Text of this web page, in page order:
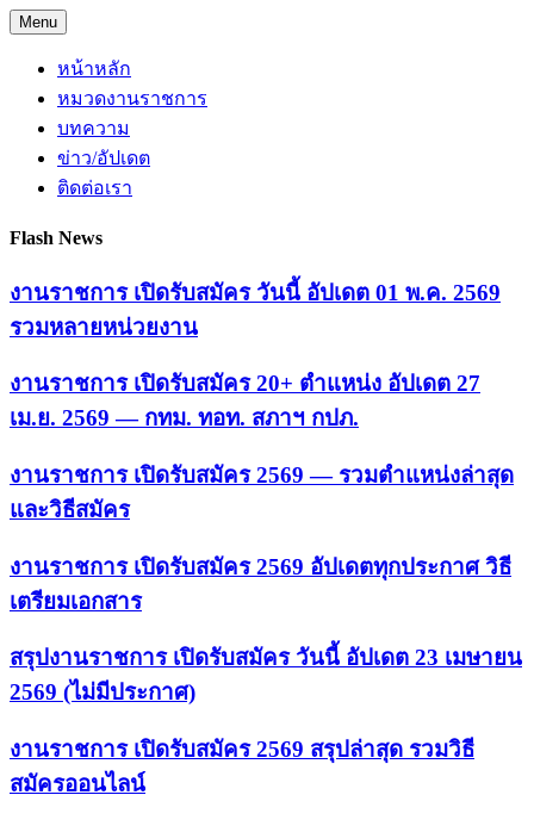
Skip
to
content
Menu
หน้าหลัก
หมวดงานราชการ
บทความ
ข่าว/อัปเดต
ติดต่อเรา
Flash News
งานราชการ เปิดรับสมัคร วันนี้ อัปเดต 01 พ.ค. 2569
รวมหลายหน่วยงาน
งานราชการ เปิดรับสมัคร 20+ ตำแหน่ง อัปเดต 27
เม.ย. 2569 — กทม. ทอท. สภาฯ กปภ.
งานราชการ เปิดรับสมัคร 2569 — รวมตำแหน่งล่าสุด
และวิธีสมัคร
งานราชการ เปิดรับสมัคร 2569 อัปเดตทุกประกาศ วิธี
เตรียมเอกสาร
สรุปงานราชการ เปิดรับสมัคร วันนี้ อัปเดต 23 เมษายน
2569 (ไม่มีประกาศ)
งานราชการ เปิดรับสมัคร 2569 สรุปล่าสุด รวมวิธี
สมัครออนไลน์